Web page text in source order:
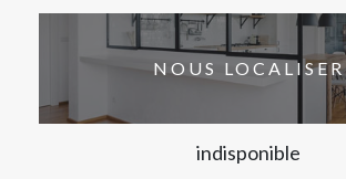
NOUS LOCALISER
indisponible